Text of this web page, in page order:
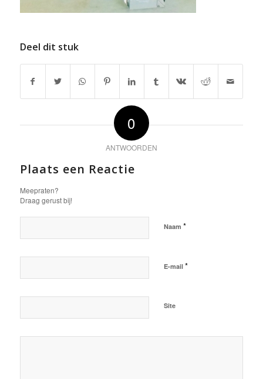
Deel dit stuk
0
ANTWOORDEN
Plaats een Reactie
Meepraten?
Draag gerust bij!
Naam *
E-mail *
Site